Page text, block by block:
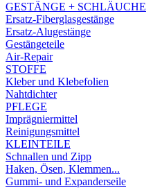
GESTÄNGE + SCHLÄUCHE
Ersatz-Fiberglasgestänge
Ersatz-Alugestänge
Gestängeteile
Air-Repair
STOFFE
Kleber und Klebefolien
Nahtdichter
PFLEGE
Imprägniermittel
Reinigungsmittel
KLEINTEILE
Schnallen und Zipp
Haken, Ösen, Klemmen...
Gummi- und Expanderseile